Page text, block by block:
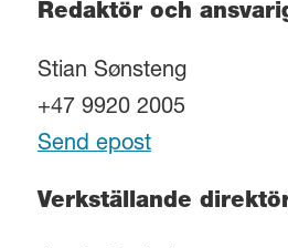
Redaktör och
Stian Sønsteng
+47 9920 2005
Send epost
Verkställande